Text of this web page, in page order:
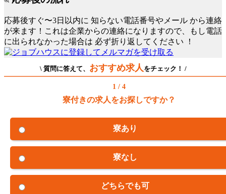
応募後すぐ〜3日以内に 知らない電話番号やメール から連絡
が来ます！これは企業からの連絡になりますので、もし電話
に出られなかった場合は 必ず折り返してください ！
\ 質問に答えて、 おすすめ求人をチェック！ /
1 / 4
寮付きの求人をお探しですか？
寮あり
寮なし
どちらでも可